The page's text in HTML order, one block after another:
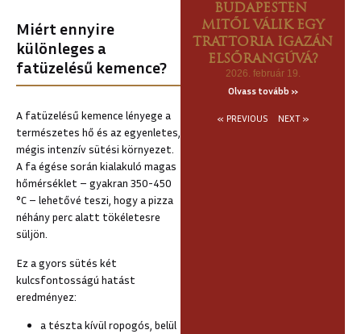
Miért ennyire
különleges a
fatüzelésű kemence?
A fatüzelésű kemence lényege a
természetes hő és az egyenletes,
mégis intenzív sütési környezet.
A fa égése során kialakuló magas
hőmérséklet – gyakran 350-450
°C – lehetővé teszi, hogy a pizza
néhány perc alatt tökéletesre
süljön.
Ez a gyors sütés két
kulcsfontosságú hatást
eredményez:
a tészta kívül ropogós, belül
BUDAPESTEN
MITŐL VÁLIK EGY
TRATTORIA IGAZÁN
ELSŐRANGÚVÁ?
2026. február 19.
Olvass tovább »
« PREVIOUS NEXT »